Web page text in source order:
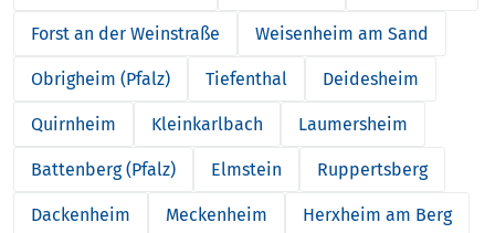
Forst an der Weinstraße Weisenheim am Sand
Obrigheim (Pfalz) Tiefenthal Deidesheim
Quirnheim Kleinkarlbach Laumersheim
Battenberg (Pfalz) Elmstein Ruppertsberg
Dackenheim Meckenheim Herxheim am Berg